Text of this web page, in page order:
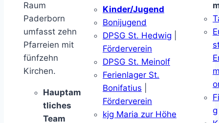
Raum
Paderborn
umfasst zehn
Pfarreien mit
fünfzehn
Kirchen.
Hauptam
tliches
Team
Kinder/Jugend
Bonijugend
DPSG St. Hedwig
Förderverein
DPSG St. Meinolf
Ferienlager St.
Bonifatius
Förderverein
kjg Maria zur Höhe
g